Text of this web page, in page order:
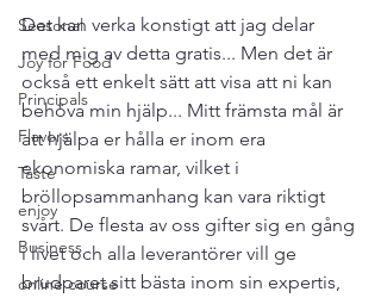
Seasonal
Joy for Food
Principals
Flavors
Taste
enjoy
Business
online course
Det kan verka konstigt att jag delar
med mig av detta gratis... Men det är
också ett enkelt sätt att visa att ni kan
behöva min hjälp... Mitt främsta mål är
att hjälpa er hålla er inom era
ekonomiska ramar, vilket i
bröllopsammanhang kan vara riktigt
svårt. De flesta av oss gifter sig en gång
i livet och alla leverantörer vill ge
brudparet sitt bästa inom sin expertis,